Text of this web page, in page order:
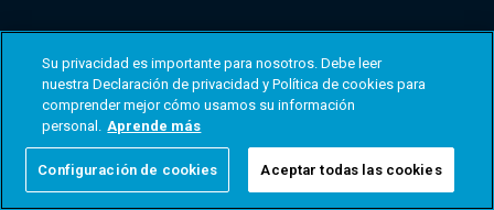
Su privacidad es importante para nosotros. Debe leer
nuestra Declaración de privacidad y Política de cookies para
comprender mejor cómo usamos su información
personal. Aprende más
Configuración de cookies Aceptar todas las cookies